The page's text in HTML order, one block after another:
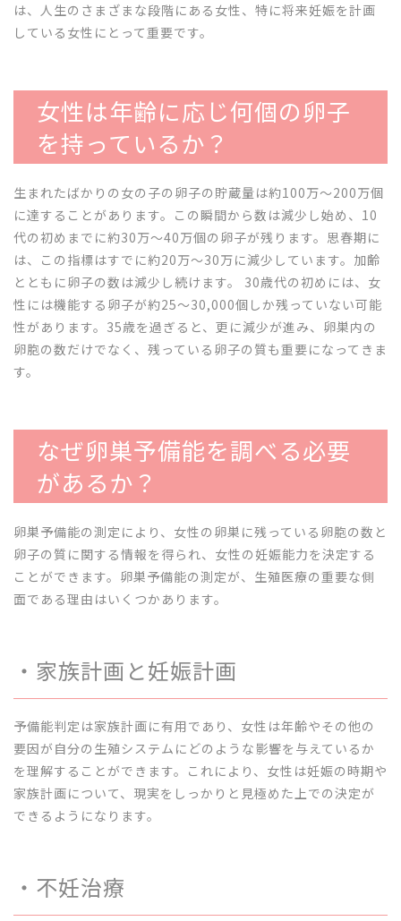
は、人生のさまざまな段階にある女性、特に将来妊娠を計画
している女性にとって重要です。
女性は年齢に応じ何個の卵子
を持っているか？
生まれたばかりの女の子の卵子の貯蔵量は約100万〜200万個
に達することがあります。この瞬間から数は減少し始め、10
代の初めまでに約30万〜40万個の卵子が残ります。思春期に
は、この指標はすでに約20万〜30万に減少しています。加齢
とともに卵子の数は減少し続けます。 30歳代の初めには、女
性には機能する卵子が約25～30,000個しか残っていない可能
性があります。35歳を過ぎると、更に減少が進み、卵巣内の
卵胞の数だけでなく、残っている卵子の質も重要になってきま
す。
なぜ卵巣予備能を調べる必要
があるか？
卵巣予備能の測定により、女性の卵巣に残っている卵胞の数と
卵子の質に関する情報を得られ、女性の妊娠能力を決定する
ことができます。卵巣予備能の測定が、生殖医療の重要な側
面である理由はいくつかあります。
・家族計画と妊娠計画
予備能判定は家族計画に有用であり、女性は年齢やその他の
要因が自分の生殖システムにどのような影響を与えているか
を理解することができます。これにより、女性は妊娠の時期や
家族計画について、現実をしっかりと見極めた上での決定が
できるようになります。
・不妊治療